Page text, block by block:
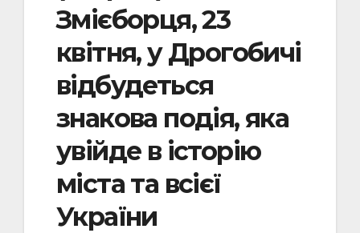
Змієборця, 23
квітня, у Дрогобичі
відбудеться
знакова подія, яка
увійде в історію
міста та всієї
України